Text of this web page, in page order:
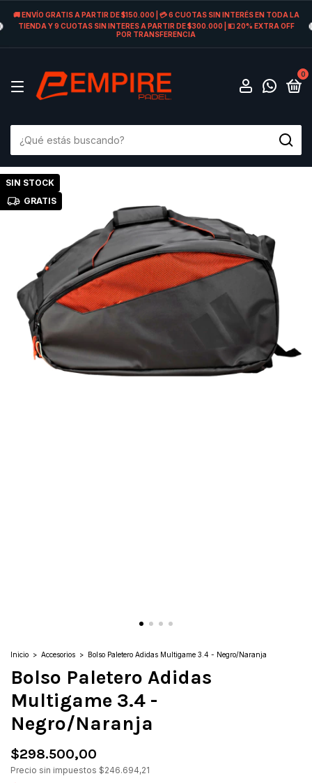
🚚 ENVÍO GRATIS A PARTIR DE $150.000 | 💳 6 CUOTAS SIN INTERÉS EN TODA LA
TIENDA Y 9 CUOTAS SIN INTERES A PARTIR DE $300.000 | 💵 20% EXTRA OFF
POR TRANSFERENCIA
0
SIN STOCK
GRATIS
Inicio > Accesorios > Bolso Paletero Adidas Multigame 3.4 - Negro/Naranja
Bolso Paletero Adidas
Multigame 3.4 -
Negro/Naranja
$298.500,00
Precio sin impuestos $246.694,21